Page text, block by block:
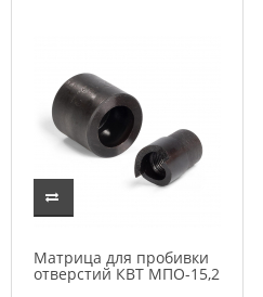
Матрица для пробивки
отверстий КВТ МПО-15,2